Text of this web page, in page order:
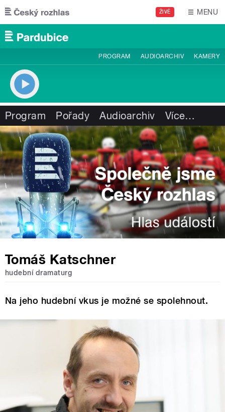
Přejít k hlavnímu obsahu
ŽIVĚ MENU
PROGRAM AUDIOARCHIV KAMERY
Program Pořady Audioarchiv Více…
Tomáš Katschner
hudební dramaturg
Na jeho hudební vkus je možné se spolehnout.